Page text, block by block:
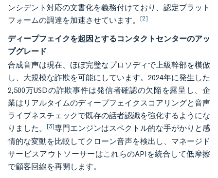
ンシデント対応の文書化を義務付けており、認定プラット
フォームの調達を加速させています。 [2]
ディープフェイクを起因とするコンタクトセンターのアッ
プグレード
合成音声は現在、ほぼ完璧なプロソディで上級幹部を模倣
し、大規模な詐欺を可能にしています。2024年に発生した
2,500万USDの詐欺事件は発信者確認の欠陥を露呈し、企
業はリアルタイムのディープフェイクスコアリングと音声
ライブネスチェックで既存の話者認識を強化するようにな
りました。 [3]専門エンジンはスペクトル的な手がかりと感
情的な変動を比較してクローン音声を検出し、マネージド
サービスアウトソーサーはこれらのAPIを統合して低摩擦
で顧客回線を再開します。